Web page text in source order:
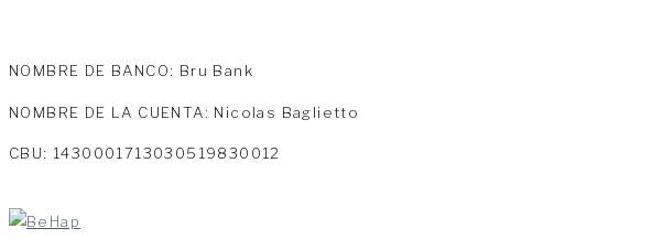
NOMBRE DE BANCO: Bru Bank
NOMBRE DE LA CUENTA: Nicolas Baglietto
CBU: 1430001713030519830012